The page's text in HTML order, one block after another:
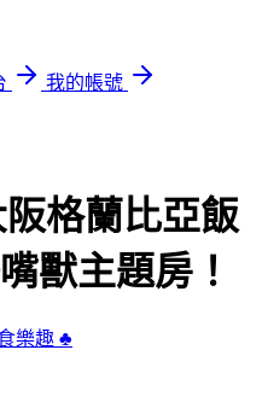
我的帳號
阪格蘭比亞飯
獸主題房！
樂趣 ♣